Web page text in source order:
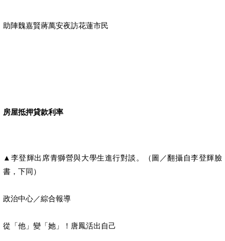
助陣魏嘉賢蔣萬安夜訪花蓮市民
房屋抵押貸款利率
▲李登輝出席青獅營與大學生進行對談。（圖／翻攝自李登輝臉
書，下同）
政治中心／綜合報導
從「他」變「她」！唐鳳活出自己